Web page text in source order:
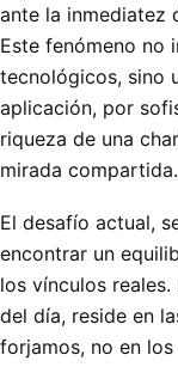
ante la inmediatez
Este fenómeno no
tecnológicos, sino
aplicación, por
riqueza de una
mirada compartida.
El desafío actual,
encontrar un
los vínculos
del día, reside en
forjamos, no en